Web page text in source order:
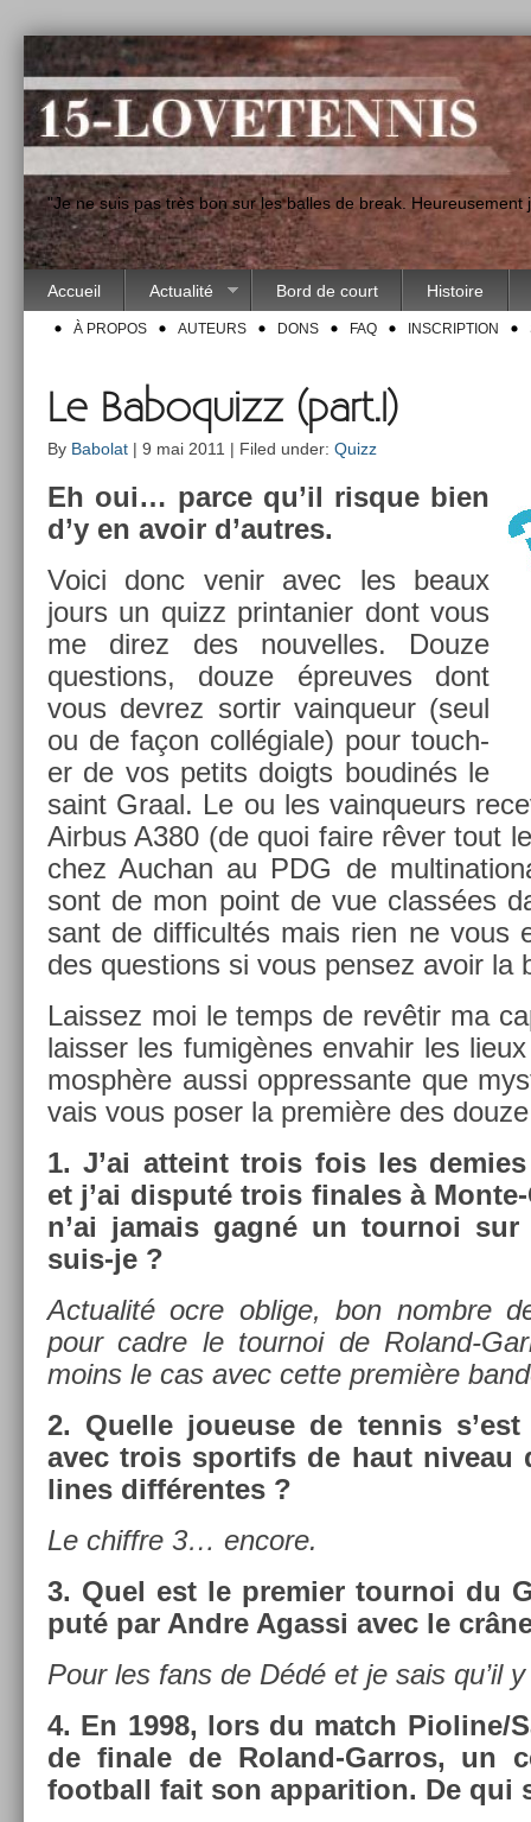
"Je ne suis pas très bon sur les balles de break.
Accueil Actualité Bord de court Histoire
À PROPOS AUTEURS DONS FAQ INSCRIPTION
Le Baboquizz (part.I)
By Babolat | 9 mai 2011 | Filed under: Quizz
Eh oui… parce qu’il ris­que bien
d’y en avoir d’aut­res.
Voici donc venir avec les beaux
jours un quizz prin­tani­er dont vous
me direz des nouvel­les. Douze
ques­tions, douze épre­uves dont
vous de­vrez sor­tir vain­queur (seul
ou de façon collégiale) pour touch­
er de vos petits doigts boudinés le
saint Graal. Le ou les vain­queurs
Air­bus A380 (de quoi faire rêver tout
chez Auc­han au PDG de
sont de mon point de vue classées
sant de dif­ficultés mais rien ne vous
des ques­tions si vous pen­sez avoir la
Lais­sez moi le temps de revêtir ma
laiss­er les fumigènes en­vahir les
mosphère aussi op­pres­sante que
vais vous poser la première des
1.J’ai at­teint trois fois les
et j’ai dis­puté trois fin­ales à
n’ai jamais gagné un tour­noi
suis-je ?
Ac­tualité ocre ob­lige, bon nombre
pour cadre le tour­noi de Roland-
moins le cas avec cette première
2. Quel­le joueuse de ten­nis
avec trois spor­tifs de haut
lines dif­féren­tes ?
Le chiffre 3… en­core.
3. Quel est le pre­mi­er tour­noi du
puté par Andre Agas­si avec le
Pour les fans de Dédé et je sais qu’il
4. En 1998, lors du match Pioline/­
de fin­ale de Roland-Garros, un
foot­ball fait son ap­pari­tion. De qui